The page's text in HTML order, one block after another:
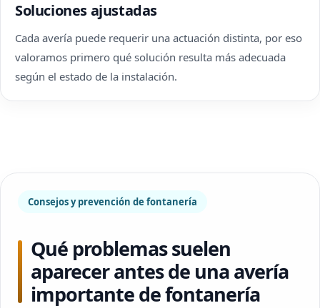
Soluciones ajustadas
Cada avería puede requerir una actuación distinta, por eso
valoramos primero qué solución resulta más adecuada
según el estado de la instalación.
Consejos y prevención de fontanería
Qué problemas suelen
aparecer antes de una avería
importante de fontanería